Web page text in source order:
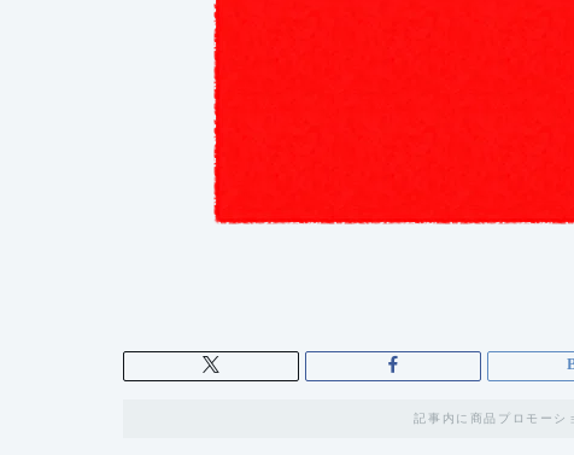
記事内に商品プロモーシ